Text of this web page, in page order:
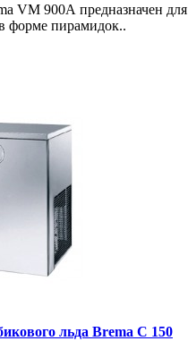
VM 900А предназначен для
форме пирамидок..
льда Brema С 150